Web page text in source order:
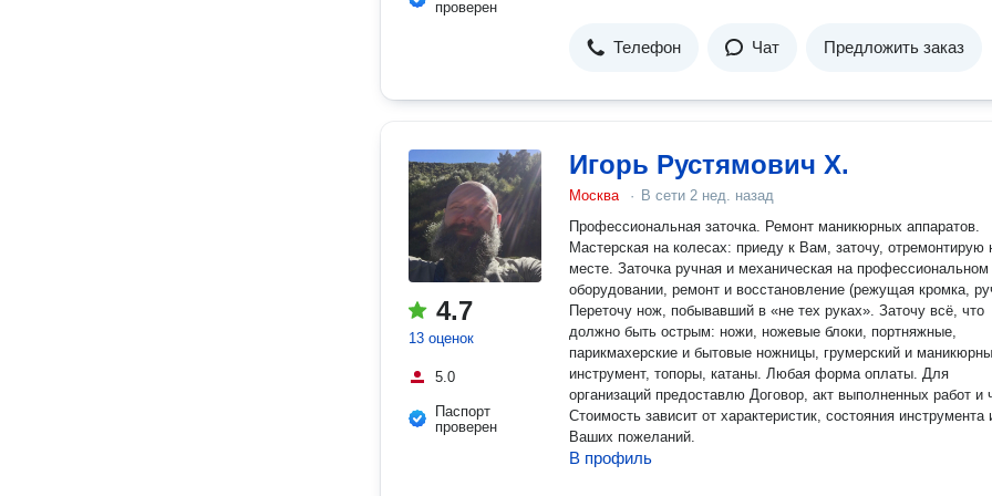
проверен
Телефон Чат Предложить заказ
4.7
13 оценок
5.0
Паспорт
проверен
Игорь Рустямович Х.
Москва · В сети 2 нед. назад
Профессиональная заточка. Ремонт маникюрных аппаратов.
Мастерская на колесах: приеду к Вам, заточу, отремонтирую
месте. Заточка ручная и механическая на профессиональном
оборудовании, ремонт и восстановление (режущая кромка,
Переточу нож, побывавший в «не тех руках». Заточу всё, что
должно быть острым: ножи, ножевые блоки, портняжные,
парикмахерские и бытовые ножницы, грумерский и
инструмент, топоры, катаны. Любая форма оплаты. Для
организаций предоставлю Договор, акт выполненных работ и
Стоимость зависит от характеристик, состояния инструмента
Ваших пожеланий.
В профиль